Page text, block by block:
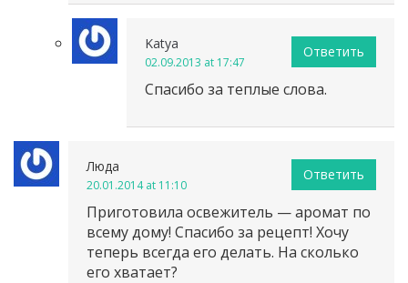
Katya
02.09.2013 at 17:47
Спасибо за теплые слова.
Ответить
Люда
20.01.2014 at 11:10
Приготовила освежитель — аромат по
всему дому! Спасибо за рецепт! Хочу
теперь всегда его делать. На сколько
его хватает?
Ответить